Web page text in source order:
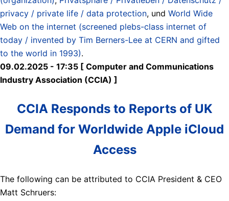
privacy / private life / data protection, und World Wide
Web on the internet (screened plebs-class internet of
today / invented by Tim Berners-Lee at CERN and gifted
to the world in 1993).
09.02.2025 - 17:35 [ Computer and Communications
Industry Association (CCIA) ]
CCIA Responds to Reports of UK
Demand for Worldwide Apple iCloud
Access
The following can be attributed to CCIA President & CEO
Matt Schruers: